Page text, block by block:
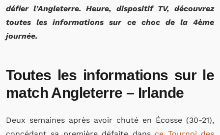
défier l’Angleterre. Heure, dispositif TV, découvrez
toutes les informations sur ce choc de la 4ème
journée.
Toutes les informations sur le
match Angleterre – Irlande
Deux semaines après avoir chuté en Écosse (30-21),